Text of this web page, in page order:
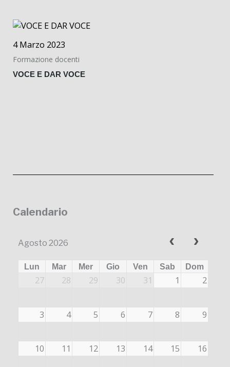
4 Marzo 2023
Formazione docenti
VOCE E DAR VOCE
Calendario
Agosto 2026
Lun Mar Mer Gio Ven Sab Dom
27 28 29 30 31 1 2
3 4 5 6 7 8 9
10 11 12 13 14 15 16